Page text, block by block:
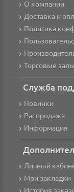
О компании
Доставка и
Политика
Торговые залы
Служба
Новинки
Распродажа
Информация
Личный
Мои закладки